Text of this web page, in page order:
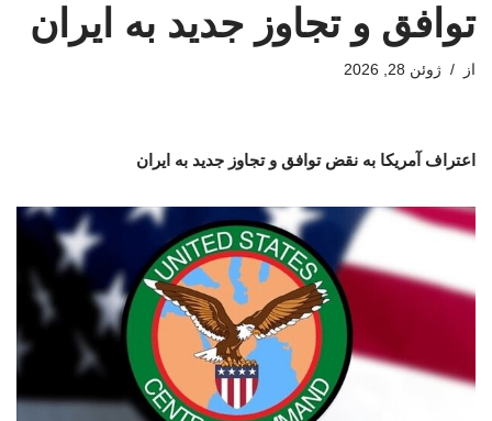
توافق و تجاوز جدید به ایران
از ژوئن 28, 2026
اعتراف آمریکا به نقض توافق و تجاوز جدید به ایران